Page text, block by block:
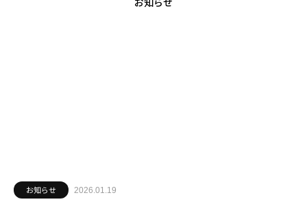
お知らせ
お知らせ 2026.01.19